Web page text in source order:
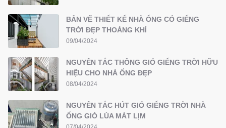
BẢN VẼ THIẾT KẾ NHÀ ỐNG CÓ GIẾNG
TRỜI ĐẸP THOÁNG KHÍ
09/04/2024
NGUYÊN TẮC THÔNG GIÓ GIẾNG TRỜI HỮU
HIỆU CHO NHÀ ỐNG ĐẸP
08/04/2024
NGUYÊN TẮC HÚT GIÓ GIẾNG TRỜI NHÀ
ỐNG GIÓ LÙA MÁT LỊM